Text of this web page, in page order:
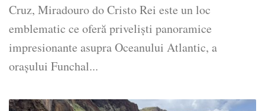
Cruz, Miradouro do Cristo Rei este un loc
emblematic ce oferă priveliști panoramice
impresionante asupra Oceanului Atlantic, a
orașului Funchal...